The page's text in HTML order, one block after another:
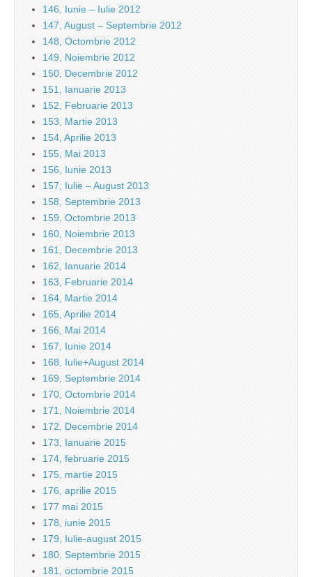
146, Iunie – Iulie 2012
147, August – Septembrie 2012
148, Octombrie 2012
149, Noiembrie 2012
150, Decembrie 2012
151, Ianuarie 2013
152, Februarie 2013
153, Martie 2013
154, Aprilie 2013
155, Mai 2013
156, Iunie 2013
157, Iulie – August 2013
158, Septembrie 2013
159, Octombrie 2013
160, Noiembrie 2013
161, Decembrie 2013
162, Ianuarie 2014
163, Februarie 2014
164, Martie 2014
165, Aprilie 2014
166, Mai 2014
167, Iunie 2014
168, Iulie+August 2014
169, Septembrie 2014
170, Octombrie 2014
171, Noiembrie 2014
172, Decembrie 2014
173, Ianuarie 2015
174, februarie 2015
175, martie 2015
176, aprilie 2015
177 mai 2015
178, iunie 2015
179, Iulie-august 2015
180, Septembrie 2015
181, octombrie 2015